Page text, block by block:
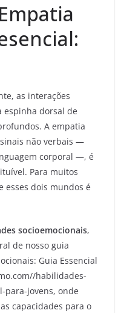
as interações
espinha dorsal de
A empatia
não verbais —
corporal —, é
Para muitos
esses dois mundos é
socioemocionais,
de nosso guia
Guia Essencial
habilidades-
para-jovens, onde
capacidades para o